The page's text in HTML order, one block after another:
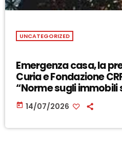
UNCATEGORIZED
Emergenza casa, la
Curia e Fondazione
“Norme sugli immobili
today 14/07/2026